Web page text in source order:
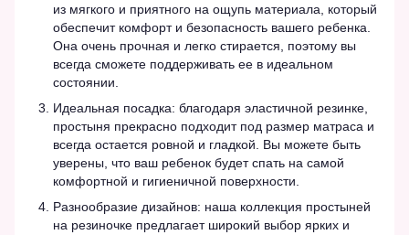
из мягкого и приятного на ощупь материала, который
обеспечит комфорт и безопасность вашего ребенка.
Она очень прочная и легко стирается, поэтому вы
всегда сможете поддерживать ее в идеальном
состоянии.
Идеальная посадка: благодаря эластичной резинке,
простыня прекрасно подходит под размер матраса и
всегда остается ровной и гладкой. Вы можете быть
уверены, что ваш ребенок будет спать на самой
комфортной и гигиеничной поверхности.
Разнообразие дизайнов: наша коллекция простыней
на резиночке предлагает широкий выбор ярких и